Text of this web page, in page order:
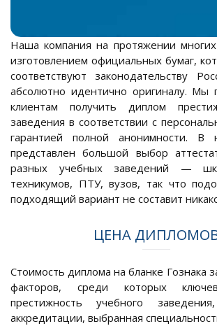
Наша компания на протяжении
изготовлением официальных бумаг,
соответствуют законодательству
абсолютно идентично оригиналу. Мы
клиентам получить диплом
заведения в соответствии с
гарантией полной анонимности. В
представлен большой выбор
разных учебных заведений —
техникумов, ПТУ, вузов, так что
подходящий вариант не составит
ЦЕНА
Стоимость диплома на бланке Гознака
факторов, среди которых
престижность учебного
аккредитации, выбранная